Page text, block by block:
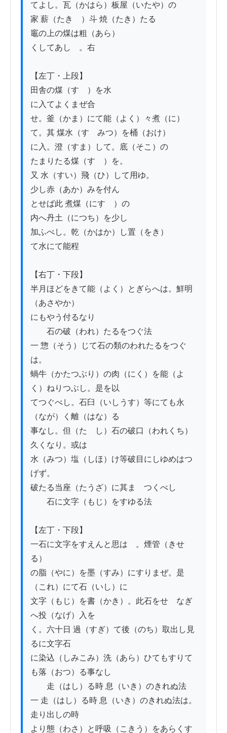
てよし。瓦（かはら）板屋（いたや）の
家 薪（たきゝ）斗 焼（たき）たる
竈の上の煤は粗（あら）
くしてあしゝ。右
【左丁・上段】
田舎の煤（すゝ）を水
に入てよくまぜ合
せ。釜（かま）にて能（よく）々煮（に）
て。其 煤水（すゝみつ）を桶（おけ）
に入。澄（すま）して。底（そこ）の
たまりたる煤（すゝ）を。
又 水（すい）飛（ひ）して用ゆ。
少し赤（あか）みを付ん
とせば此 煮煤（にすゝ）の
内へ丹土（につち）を少し
加ふべし。乾（かはか）し置（をき）
て水にて能程
【右丁・下段】
半月ほどをきて能（よく）とぎらへは。鮮明
（あさやか）
にもやう付るなり
石の破（われ）たるをつぐ法
一 惣（そう）じて石の類のわれたるをつぐ
は。
蝸牛（かたつぶり）の肉（にく）を能（よ
く）ねりつぶし。是を以
てつぐべし。石臼（いしうす）等にても永
（なが）く離（はな）るゝ
事なし。但（たゝし）石の破口（われくち）
久くなり。或は
水（みつ）塩（しほ）け等破目にしゆめはつ
げず。
破たる当座（たうざ）に其まゝつくべし
石に文字（もじ）をすゆる法
【左丁・下段】
一石に文字をすえんと思はゞ。煙管（きせ
る）
の脂（やに）を墨（すみ）にすりまぜ。是
（これ）にて石（いし）に
文字（もじ）を書（かき）。此石をせゝなぎ
へ投（なげ）入を
く。六十日 過（すぎ）て後（のち）取出し見
るに文字石
に染込（しみこみ）洗（あら）ひてもすりて
も落（おつ）る事なし
走（はし）る時 息（いき）のきれぬ法
一 走（はし）る時 息（いき）のきれぬ法は。
走り出しの時
より態（わさ）と呼吸（こきう）をあらくす